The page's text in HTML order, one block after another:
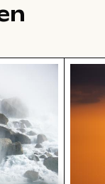
Felsen am